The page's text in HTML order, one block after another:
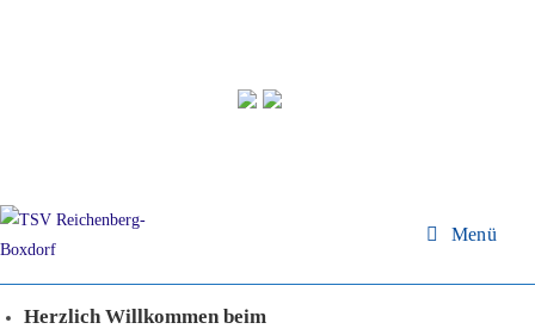
Menü
Herzlich Willkommen beim